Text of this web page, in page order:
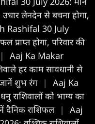
लेनदेन से बचना होगा,
Rashifal 30 July
होगा, परिवार की
|
Aaj Ka Makar
हर काम सावधानी से
शुभ रंग |
Aaj Ka
राशिवालों को भाग्य का
दैनिक राशिफल |
Aaj